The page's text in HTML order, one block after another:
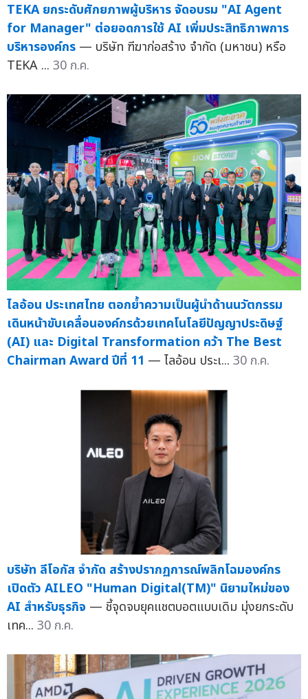
TEKA ยกระดับศักยภาพผู้บริหาร จัดอบรม "AI Agent
for Manager" ต่อยอดการใช้ AI เพิ่มประสิทธิภาพการ
บริหารองค์กร — บริษัท ฑีฆาก่อสร้าง จำกัด (มหาชน) หรือ
TEKA ... 30 ก.ค.
ไลอ้อน ประเทศไทย ตอกย้ำความเป็นผู้นำด้านนวัตกรรม
เดินหน้าขับเคลื่อนองค์กรด้วยเทคโนโลยีปัญญาประดิษฐ์
(AI) และ Digital Transformation คว้า The Best
Chairman Award ปีที่ 11 — ไลอ้อน ประเ... 30 ก.ค.
บริษัท ลีโอกัส จำกัด สร้างปรากฏการณ์พลิกโฉมองค์กร
เปิดตัว AILEO "Human Digital(TM)" นิยามใหม่ของ
AI สำหรับธุรกิจ — ชี้จุดจบยุคแชตบอตแบบเดิม มุ่งยกระดับ
เทค... 30 ก.ค.